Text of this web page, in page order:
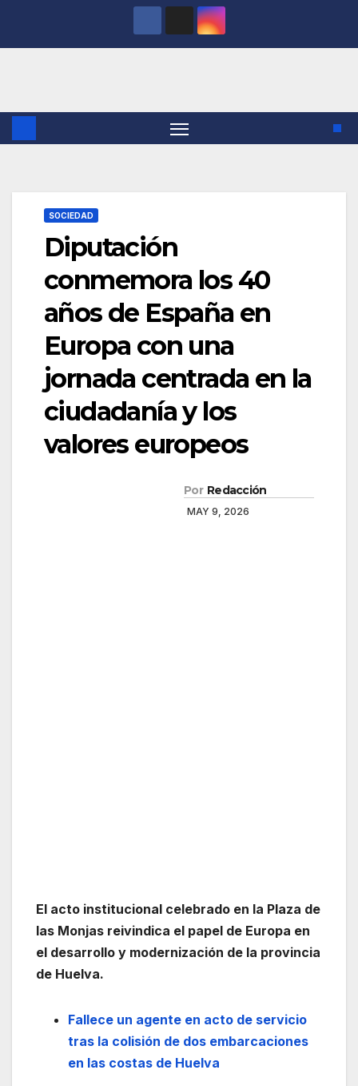
SOCIEDAD
Diputación
conmemora los 40
años de España en
Europa con una
jornada centrada en la
ciudadanía y los
valores europeos
Por Redacción
MAY 9, 2026
El acto institucional celebrado en la Plaza de
las Monjas reivindica el papel de Europa en
el desarrollo y modernización de la provincia
de Huelva.
Fallece un agente en acto de servicio
tras la colisión de dos embarcaciones
en las costas de Huelva